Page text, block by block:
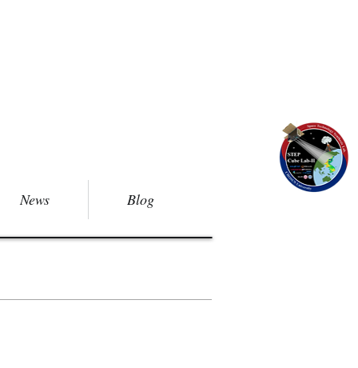
News Blog